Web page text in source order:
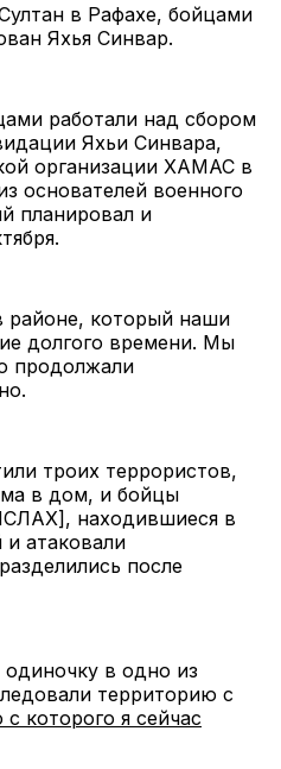
в Рафахе, бойцами
Яхья Синвар.
работали над сбором
Яхьи Синвара,
организации ХАМАС в
основателей военного
планировал и
районе, который наши
долгого времени. Мы
продолжали
троих террористов,
в дом, и бойцы
находившиеся в
и атаковали
после
в одно из
территорию с
с которого я сейчас